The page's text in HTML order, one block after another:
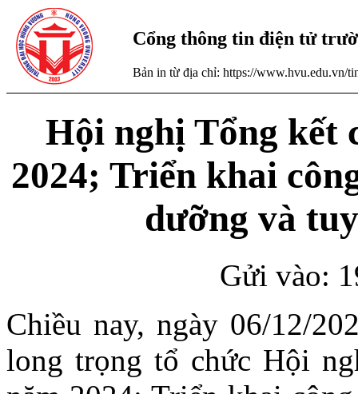
Cổng thông tin điện tử
Bản in từ địa chỉ: https://www.hvu.edu.vn/
Hội nghị Tổng kết
2024; Triển khai
dưỡng và
Gửi vào:
Chiều nay, ngày 06/12/
long trọng tổ chức Hội